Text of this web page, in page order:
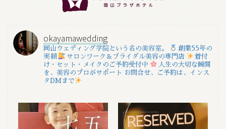
okayamawedding
岡山ウェディング学院という名の美容室。
創業55年の
実績
サロンワーク＆ブライダル美容の専門店
着付
け・セット・メイクのご予約受付中
人生の大切な瞬間
を、美容のプロがサポート
お問合せ、ご予約は、インス
タDMまで